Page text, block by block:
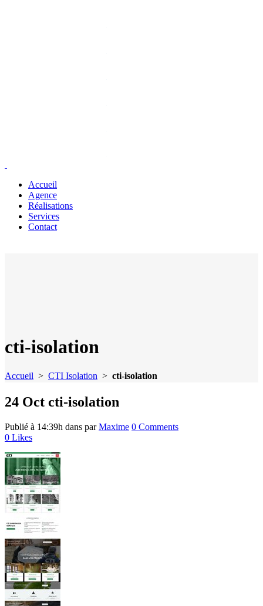
Accueil
Agence
Réalisations
Services
Contact
cti-isolation
Accueil > CTI Isolation > cti-isolation
24 Oct cti-isolation
Publié à 14:39h dans parMaxime 0 Comments
0 Likes